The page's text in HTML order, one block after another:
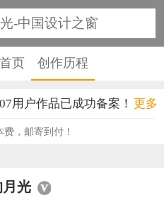
-中国设计之窗
页 创作历程
用户作品已成功备案！
用户作品已成功备案！
用户作品已成功备案！
更多
，邮寄到付！
光